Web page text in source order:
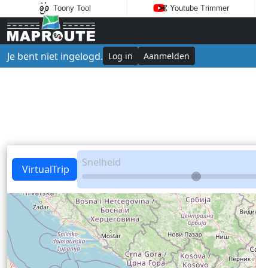
Toony Tool Youtube Trimmer
Je bent niet ingelogd. Log in Aanmelden
VirtualTrip
Snelheid